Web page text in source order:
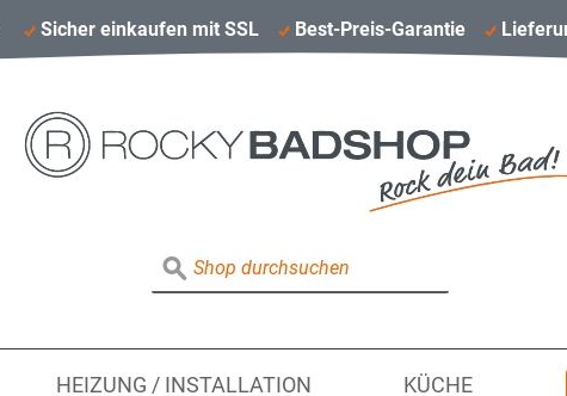
Sicher einkaufen mit SSL Best-Preis-Garantie
HEIZUNG / INSTALLATION KÜCHE